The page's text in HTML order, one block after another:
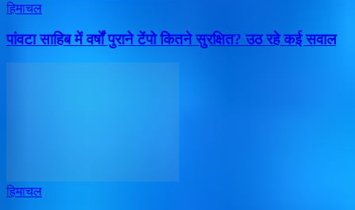
हिमाचल
पांवटा साहिब में वर्षों पुराने टेंपो कितने सुरक्षित? उठ रहे कई सवाल
हिमाचल